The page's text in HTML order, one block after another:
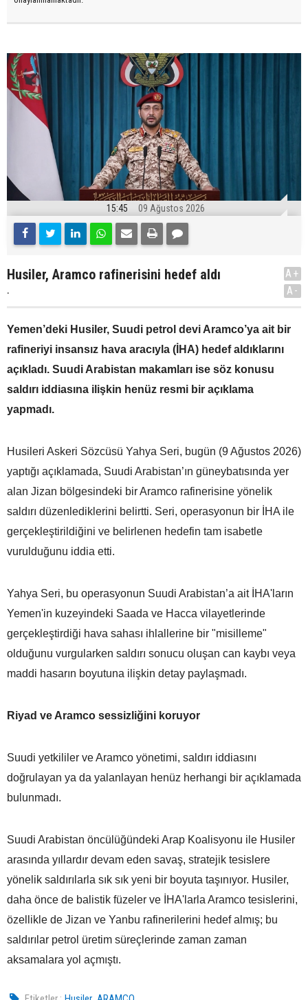
15:45 09 Ağustos 2026
Husiler, Aramco rafinerisini hedef aldı
.
A+
A-
Yemen’deki Husiler, Suudi petrol devi Aramco’ya ait bir
rafineriyi insansız hava aracıyla (İHA) hedef aldıklarını
açıkladı. Suudi Arabistan makamları ise söz konusu
saldırı iddiasına ilişkin henüz resmi bir açıklama
yapmadı.
Husileri Askeri Sözcüsü Yahya Seri, bugün (9 Ağustos 2026)
yaptığı açıklamada, Suudi Arabistan’ın güneybatısında yer
alan Jizan bölgesindeki bir Aramco rafinerisine yönelik
saldırı düzenlediklerini belirtti. Seri, operasyonun bir İHA ile
gerçekleştirildiğini ve belirlenen hedefin tam isabetle
vurulduğunu iddia etti.
Yahya Seri, bu operasyonun Suudi Arabistan’a ait İHA'ların
Yemen'in kuzeyindeki Saada ve Hacca vilayetlerinde
gerçekleştirdiği hava sahası ihlallerine bir "misilleme"
olduğunu vurgularken saldırı sonucu oluşan can kaybı veya
maddi hasarın boyutuna ilişkin detay paylaşmadı.
Riyad ve Aramco sessizliğini koruyor
Suudi yetkililer ve Aramco yönetimi, saldırı iddiasını
doğrulayan ya da yalanlayan henüz herhangi bir açıklamada
bulunmadı.
Suudi Arabistan öncülüğündeki Arap Koalisyonu ile Husiler
arasında yıllardır devam eden savaş, stratejik tesislere
yönelik saldırılarla sık sık yeni bir boyuta taşınıyor. Husiler,
daha önce de balistik füzeler ve İHA'larla Aramco tesislerini,
özellikle de Jizan ve Yanbu rafinerilerini hedef almış; bu
saldırılar petrol üretim süreçlerinde zaman zaman
aksamalara yol açmıştı.